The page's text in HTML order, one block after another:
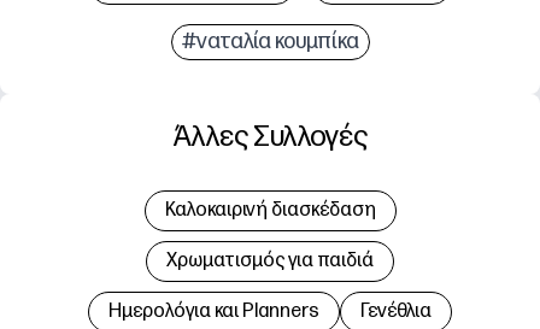
#ναταλία κουμπίκα
Άλλες Συλλογές
Καλοκαιρινή διασκέδαση
Χρωματισμός για παιδιά
Hμερολόγια και Planners Γενέθλια